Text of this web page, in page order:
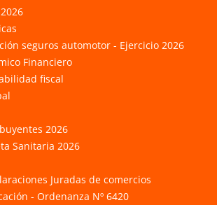
seguros automotor - Ejercicio 2026
Financiero
fiscal
2026
Sanitaria 2026
Juradas de comercios
- Ordenanza Nº 6420